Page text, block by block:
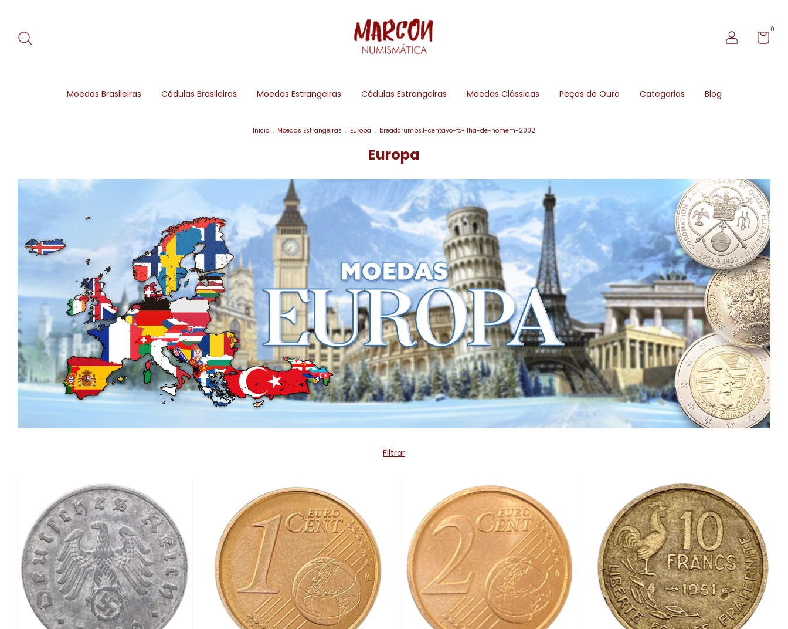
0
Moedas Brasileiras Cédulas Brasileiras Moedas Estrangeiras Cédulas Estrangeiras Moedas Clássicas Peças de Ouro Categorias Blog
Início . Moedas Estrangeiras . Europa . breadcrumbs.1-centavo-fc-ilha-de-homem-2002
Europa
Filtrar